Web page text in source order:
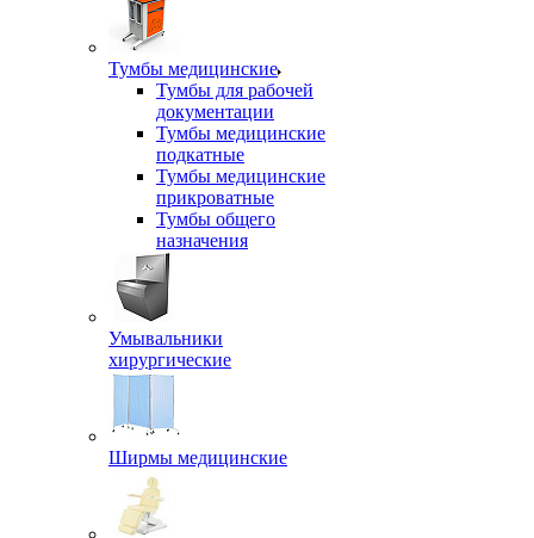
Тумбы медицинские
Тумбы для рабочей
документации
Тумбы медицинские
подкатные
Тумбы медицинские
прикроватные
Тумбы общего
назначения
Умывальники
хирургические
Ширмы медицинские